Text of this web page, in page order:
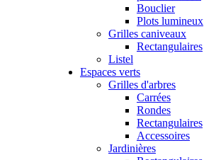
Bouclier
Plots lumineux
Grilles caniveaux
Rectangulaires
Listel
Espaces verts
Grilles d'arbres
Carrées
Rondes
Rectangulaires
Accessoires
Jardinières